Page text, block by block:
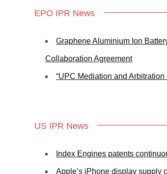
EPO IPR News
Graphene Aluminium Ion
Collaboration Agreement
“UPC Mediation and
US IPR News
Index Engines patents
Apple’s iPhone display supply